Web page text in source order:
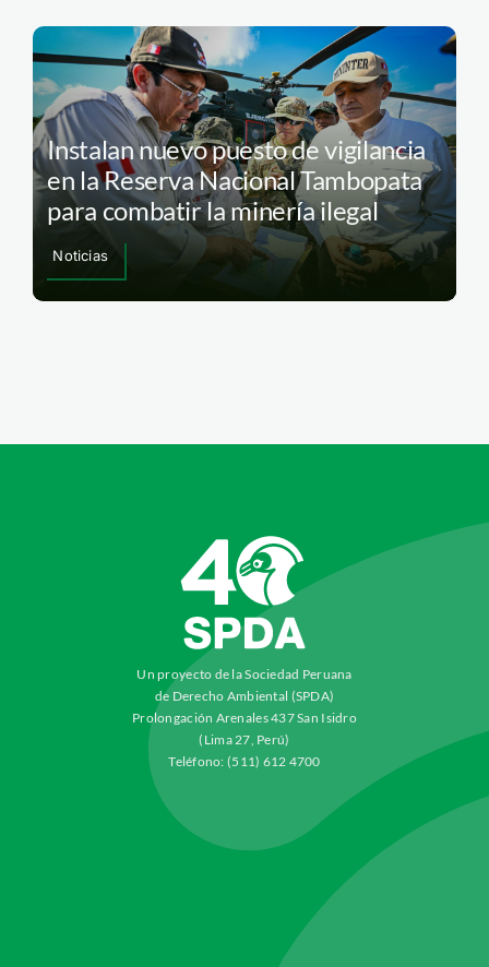
Instalan nuevo puesto de vigilancia
en la Reserva Nacional Tambopata
para combatir la minería ilegal
Noticias
Un proyecto de la Sociedad Peruana
de Derecho Ambiental (SPDA)
Prolongación Arenales 437 San Isidro
(Lima 27, Perú)
Teléfono: (511) 612 4700